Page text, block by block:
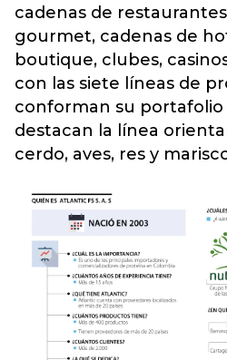
cadenas de
gourmet, cadenas de
boutique, clubes,
con las siete líneas de
conforman su portafolio
destacan la línea
cerdo, aves, res y